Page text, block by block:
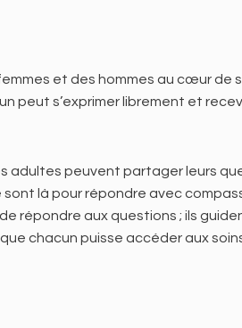
et des hommes au cœur de
peut s’exprimer librement et
adultes peuvent partager leurs
là pour répondre avec
répondre aux questions ; ils
chacun puisse accéder aux